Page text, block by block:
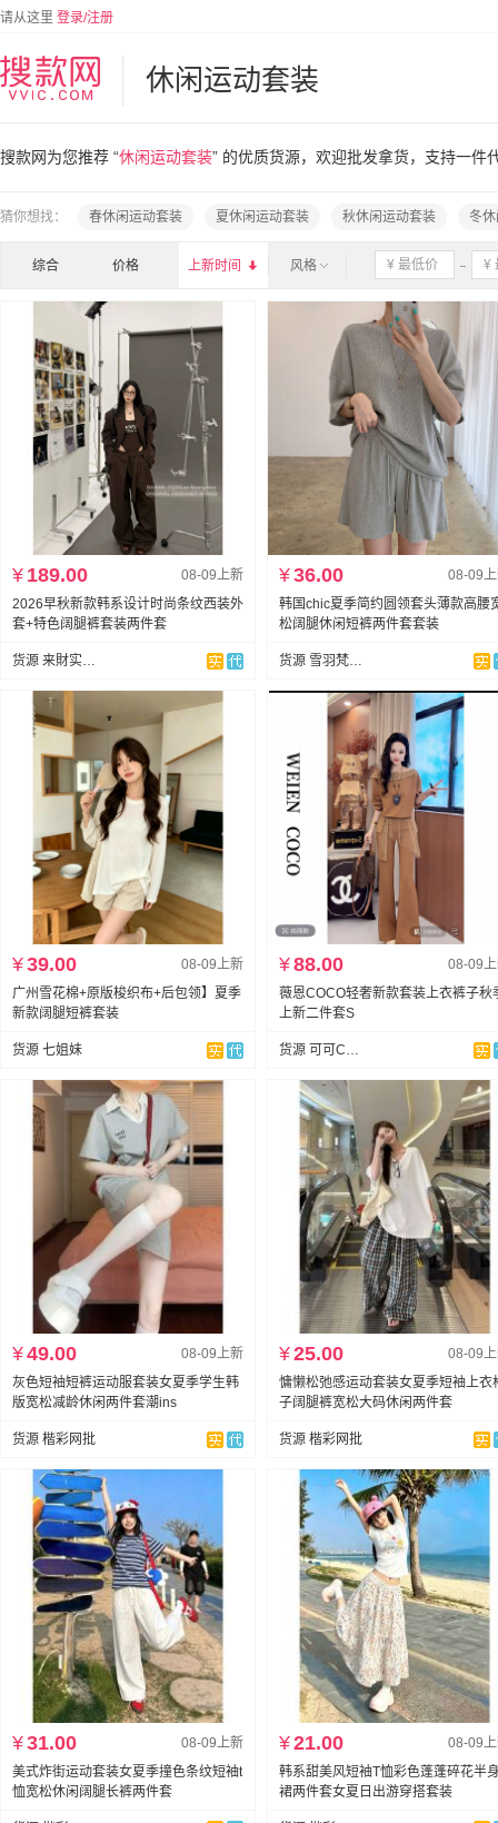
请从这里 登录/注册
休闲运动套装
搜款网为您推荐 “休闲运动套装” 的优质货源，欢迎批发拿货，支持一件
猜你想找： 春休闲运动套装 夏休闲运动套装 秋休闲运动套装 冬
综合 价格 上新时间  风格
08-09上新
¥ 189.00
2026早秋新款韩系设计时尚条纹西装外
套+特色阔腿裤套装两件套
货源 来財实拍店
08-09
¥36.00
韩国chic夏季简约圆领套头薄款高腰
松阔腿休闲短裤两件套套装
货源 雪羽梵依-棉服工厂
08-09上新
¥39.00
广州雪花棉+原版梭织布+后包领】夏季
新款阔腿短裤套装
货源 七姐妹
08-09
¥88.00
薇恩COCO轻奢新款套装上衣裤子秋
上新二件套S
货源 可可COCO【自设工厂】
08-09上新
¥49.00
灰色短袖短裤运动服套装女夏季学生韩
版宽松减龄休闲两件套潮ins
货源 楷彩网批
08-09
¥25.00
慵懒松弛感运动套装女夏季短袖上衣
子阔腿裤宽松大码休闲两件套
货源 楷彩网批
08-09上新
¥31.00
美式炸街运动套装女夏季撞色条纹短袖t
恤宽松休闲阔腿长裤两件套
08-09
¥21.00
韩系甜美风短袖T恤彩色蓬蓬碎花半
裙两件套女夏日出游穿搭套装